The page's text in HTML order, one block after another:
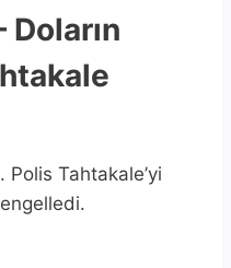
Tahtakale’yi